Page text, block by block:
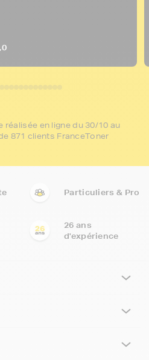
réalisée en ligne du 30/10 au
871 clients FranceToner
Particuliers & Pro
26 ans
d'expérience